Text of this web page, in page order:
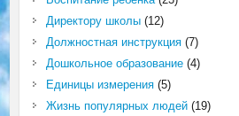
Директору школы(12)
Должностная инструкция(7)
Дошкольное образование(4)
Единицы измерения(5)
Жизнь популярных людей(19)